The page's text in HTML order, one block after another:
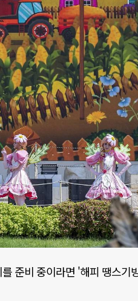
준비 중이라면 '해피 땡스기